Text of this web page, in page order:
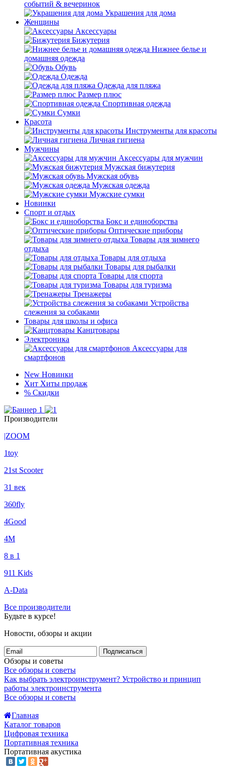
событий & вечеринок
Украшения для дома
Женщины
Аксессуары
Бижутерия
Нижнее белье и
домашняя одежда
Обувь
Одежда
Одежда для пляжа
Размер плюс
Спортивная одежда
Сумки
Красота
Инструменты для красоты
Личная гигиена
Мужчины
Аксессуары для мужчин
Мужская бижутерия
Мужская обувь
Мужская одежда
Мужские сумки
Новинки
Спорт и отдых
Бокс и единоборства
Оптические приборы
Товары для зимнего
отдыха
Товары для отдыха
Товары для рыбалки
Товары для спорта
Товары для туризма
Тренажеры
Устройства
слежения за собаками
Товары для школы и офиса
Канцтовары
Электроника
Аксессуары для
смартфонов
New Новинки
Хит Хиты продаж
% Скидки
Производители
|ZOOM
1toy
21st Scooter
31 век
360fly
4Good
4М
8 в 1
911 Kids
A-Data
Все производители
Будьте в курсе!
Новости, обзоры и акции
Подписаться
Обзоры и советы
Все обзоры и советы
Как выбрать электроинструмент? Устройство и принцип
работы электроинструмента
Все обзоры и советы
Главная
Каталог товаров
Цифровая техника
Портативная техника
Портативная акустика